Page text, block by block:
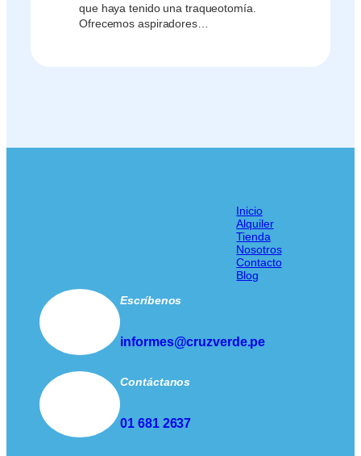
que haya tenido una traqueotomía.
Ofrecemos aspiradores…
Inicio
Alquiler
Tienda
Nosotros
Contacto
Blog
Escríbenos
informes@cruzverde.pe
Contáctanos
01 681 2637